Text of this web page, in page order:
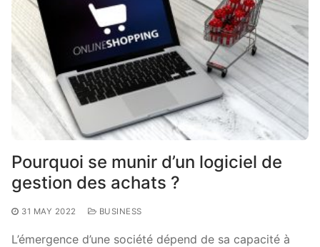
Pourquoi se munir d’un logiciel de
gestion des achats ?
31 MAY 2022 BUSINESS
L’émergence d’une société dépend de sa capacité à